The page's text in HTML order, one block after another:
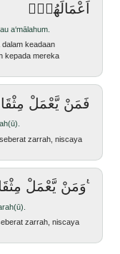
اَعْمَالَهُمْۗ
a‘mālahum.
kepada mereka
فَمَنْ يَّعْمَلْ
وَمَنْ يَّعْمَلْ مِثْقَالَ ذَرَّةٍ شَرًّا يَّرَهٗ ࣖ